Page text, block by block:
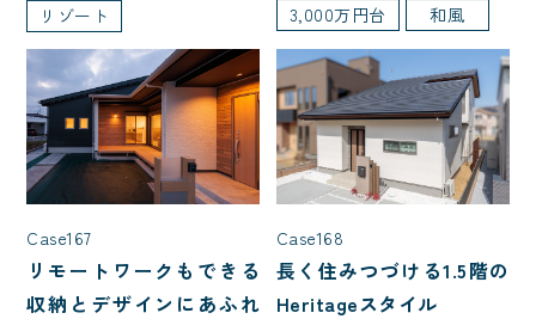
リゾート 3,000万円台 和風
Case167
リモートワークもできる
収納とデザインにあふれ
Case168
長く住みつづける1.5階の
Heritageスタイル
階数
1.5階建て 2階建て 平屋
種類
二世帯住宅
店舗併用住宅
特殊建築